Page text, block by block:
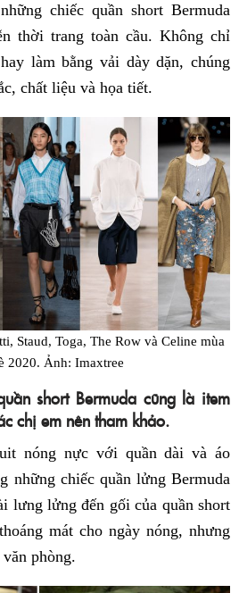
chiếc quần short Bermuda
thời trang toàn cầu. Không chỉ
làm bằng vải dày dặn, chúng
chất liệu và họa tiết.
Staud, Toga, The Row và Celine mùa
2020. Ảnh: Imaxtree
short Bermuda cũng là item
chị em nên tham khảo.
nóng nực với quần dài và áo
những chiếc quần lửng Bermuda
lưng lửng đến gối của quần short
mát cho ngày nóng, nhưng
phòng.